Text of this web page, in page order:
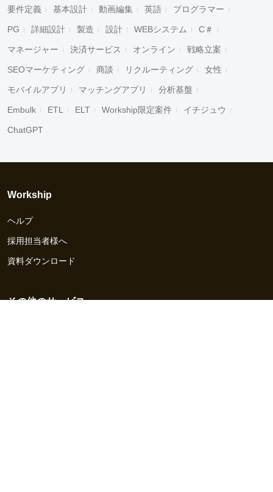
要件定義 基本設計 動画編集 英語 プログラマー
PG 詳細設計 製造 設計 WEBシステム C＃
マネージャー 決済サービス オンライン 戦略立案
SEOマーケティング 商談 リクルーティング 女性
モバイルアプリ マッチングアプリ 分析基盤
Embulk ETL ELT Workship限定案件 イチジュウ
ChatGPT
Workship
ヘルプ
採用担当者様へ
資料ダウンロード
その他のサービス